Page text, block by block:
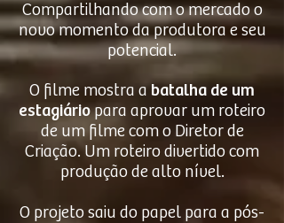
Compartilhando com o mercado o
novo momento da produtora e seu
potencial.
O filme mostra a batalha de um
estagiáriopara aprovar um roteiro
de um filme com o Diretor de
Criação. Um roteiro divertido com
produção de alto nível.
O projeto saiu do papel para a pós-